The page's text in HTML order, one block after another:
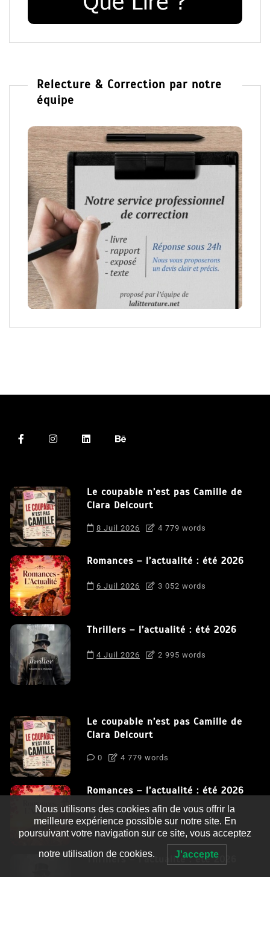
Relecture & Correction par notre
équipe
Le coupable n’est pas Camille de
Clara Delcourt
8 Juil 2026 4 779 words
Romances – l’actualité : été 2026
6 Juil 2026 3 052 words
Thrillers – l’actualité : été 2026
4 Juil 2026 2 995 words
Le coupable n’est pas Camille de
Clara Delcourt
0 4 779 words
Romances – l’actualité : été 2026
0 3 052 words
Thrillers – l’actualité : été 2026
Nous utilisons des cookies afin de vous offrir la
meilleure expérience possible sur notre site. En
poursuivant votre navigation sur ce site, vous acceptez
notre utilisation de cookies. J'accepte